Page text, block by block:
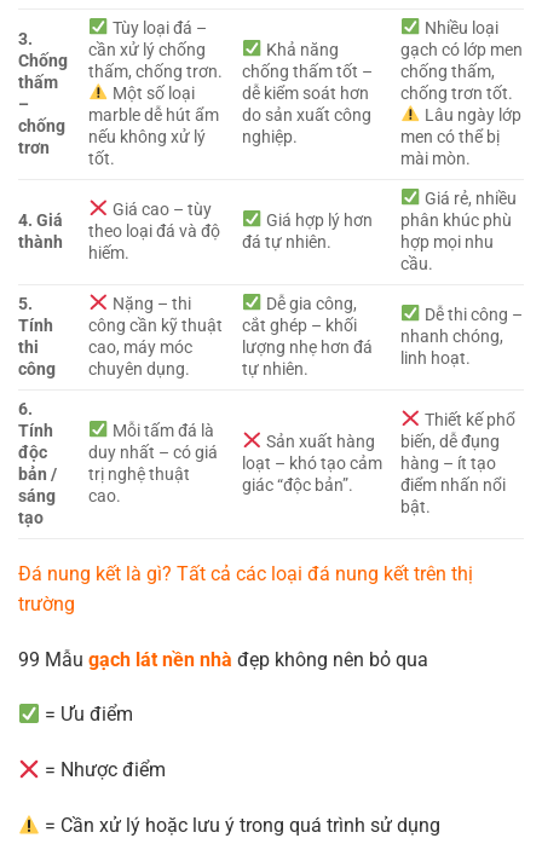
3.
Chống
thấm
–
chống
trơn
Tùy loại đá –
cần xử lý chống
thấm, chống trơn.
Một số loại
marble dễ hút ẩm
nếu không xử lý
tốt.
Khả năng
chống thấm tốt –
dễ kiểm soát hơn
do sản xuất công
nghiệp.
Nhiều loại
gạch có lớp men
chống thấm,
chống trơn tốt.
Lâu ngày lớp
men có thể bị
mài mòn.
4. Giá
thành
Giá cao – tùy
theo loại đá và độ
hiếm.
Giá hợp lý hơn
đá tự nhiên.
Giá rẻ, nhiều
phân khúc phù
hợp mọi nhu
cầu.
5.
Tính
thi
công
Nặng – thi
công cần kỹ thuật
cao, máy móc
chuyên dụng.
Dễ gia công,
cắt ghép – khối
lượng nhẹ hơn đá
tự nhiên.
Dễ thi công –
nhanh chóng,
linh hoạt.
6.
Tính
độc
bản /
sáng
tạo
Mỗi tấm đá là
duy nhất – có giá
trị nghệ thuật
cao.
Sản xuất hàng
loạt – khó tạo cảm
giác “độc bản”.
Thiết kế phổ
biến, dễ đụng
hàng – ít tạo
điểm nhấn nổi
bật.
Đá nung kết là gì? Tất cả các loại đá nung kết trên thị
trường
99 Mẫu gạch lát nền nhà đẹp không nên bỏ qua
= Ưu điểm
= Nhược điểm
= Cần xử lý hoặc lưu ý trong quá trình sử dụng